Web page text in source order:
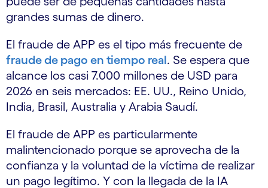
grandes sumas de dinero.
El fraude de APP es el tipo más frecuente de
fraude de pago en tiempo real. Se espera que
alcance los casi 7.000 millones de USD para
2026 en seis mercados: EE. UU., Reino Unido,
India, Brasil, Australia y Arabia Saudí.
El fraude de APP es particularmente
malintencionado porque se aprovecha de la
confianza y la voluntad de la víctima de realizar
un pago legítimo. Y con la llegada de la IA